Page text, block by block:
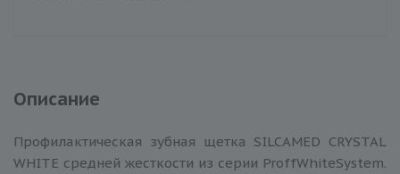
Описание
Профилактическая зубная щетка SILCAMED CRYSTAL
WHITE cредней жесткости из серии ProffWhiteSystem.